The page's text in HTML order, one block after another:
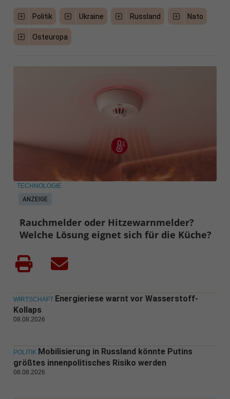
Politik Ukraine Russland Nato
Osteuropa
ANZEIGE
TECHNOLOGIE
Rauchmelder oder Hitzewarnmelder?
Welche Lösung eignet sich für die Küche?
WIRTSCHAFT Energieriese warnt vor Wasserstoff-
Kollaps
08.08.2026
POLITIK Mobilisierung in Russland könnte Putins
größtes innenpolitisches Risiko werden
08.08.2026